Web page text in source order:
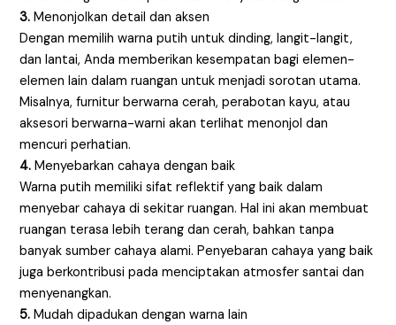
3.Menonjolkan detail dan aksen
Dengan memilih warna putih untuk dinding, langit-langit,
dan lantai, Anda memberikan kesempatan bagi elemen-
elemen lain dalam ruangan untuk menjadi sorotan utama.
Misalnya, furnitur berwarna cerah, perabotan kayu, atau
aksesori berwarna-warni akan terlihat menonjol dan
mencuri perhatian.
4.Menyebarkan cahaya dengan baik
Warna putih memiliki sifat reflektif yang baik dalam
menyebar cahaya di sekitar ruangan. Hal ini akan membuat
ruangan terasa lebih terang dan cerah, bahkan tanpa
banyak sumber cahaya alami. Penyebaran cahaya yang baik
juga berkontribusi pada menciptakan atmosfer santai dan
menyenangkan.
5.Mudah dipadukan dengan warna lain